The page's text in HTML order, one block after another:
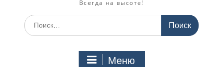
Всегда на высоте!
Искать:
Меню